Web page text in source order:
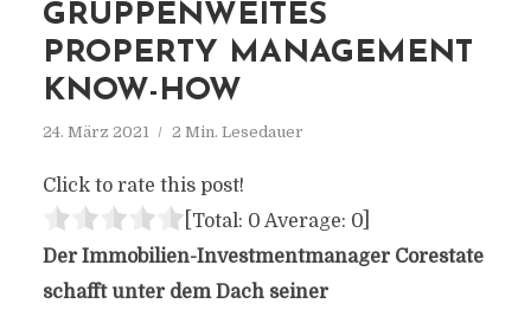
GRUPPENWEITES
PROPERTY MANAGEMENT
KNOW-HOW
24. März 2021 2 Min. Lesedauer
Click to rate this post!
[Total: 0 Average: 0]
Der Immobilien-Investmentmanager Corestate
schafft unter dem Dach seiner